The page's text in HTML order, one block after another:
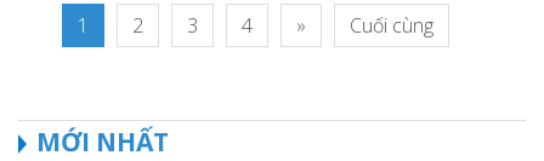
1 2 3 4 » Cuối cùng
MỚI NHẤT